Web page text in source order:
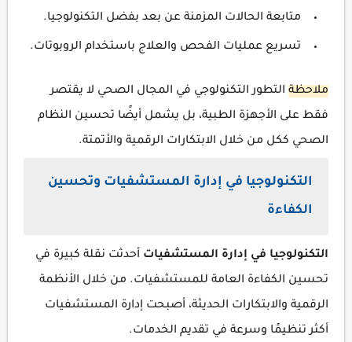
متابعة الحالات المزمنة عن بعد بفضل التكنولوجيا.
تسريع عمليات الفحص والعلاج باستخدام الروبوتات.
ملاحظةالتطور التكنولوجي في المجال الصحي لا يقتصر
فقط على الأجهزة الطبية، بل يشمل أيضًا تحسين النظام
الصحي ككل من خلال الابتكارات الرقمية والأتمتة.
التكنولوجيا في إدارة المستشفيات وتحسين
الكفاءة
التكنولوجيا في إدارة المستشفيات أحدثت نقلة كبيرة في
تحسين الكفاءة العامة للمستشفيات. من خلال الأنظمة
الرقمية والابتكارات الحديثة، أصبحت إدارة المستشفيات
أكثر تنظيمًا وسرعة في تقديم الخدمات.